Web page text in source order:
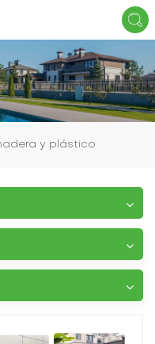
y plástico